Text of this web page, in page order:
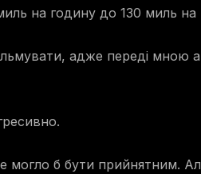
на годину до 130 миль
адже переді мною
могло б бути прийнятним.